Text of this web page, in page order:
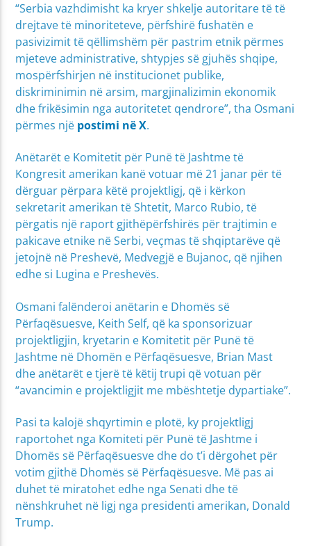
“Serbia vazhdimisht ka kryer shkelje autoritare të të
drejtave të minoriteteve, përfshirë fushatën e
pasivizimit të qëllimshëm për pastrim etnik përmes
mjeteve administrative, shtypjes së gjuhës shqipe,
mospërfshirjen në institucionet publike,
diskriminimin në arsim, margjinalizimin ekonomik
dhe frikësimin nga autoritetet qendrore”, tha Osmani
përmes një postimi në X.
Anëtarët e Komitetit për Punë të Jashtme të
Kongresit amerikan kanë votuar më 21 janar për të
dërguar përpara këtë projektligj, që i kërkon
sekretarit amerikan të Shtetit, Marco Rubio, të
përgatis një raport gjithëpërfshirës për trajtimin e
pakicave etnike në Serbi, veçmas të shqiptarëve që
jetojnë në Preshevë, Medvegjë e Bujanoc, që njihen
edhe si Lugina e Preshevës.
Osmani falënderoi anëtarin e Dhomës së
Përfaqësuesve, Keith Self, që ka sponsorizuar
projektligjin, kryetarin e Komitetit për Punë të
Jashtme në Dhomën e Përfaqësuesve, Brian Mast
dhe anëtarët e tjerë të këtij trupi që votuan për
“avancimin e projektligjit me mbështetje dypartiake”.
Pasi ta kalojë shqyrtimin e plotë, ky projektligj
raportohet nga Komiteti për Punë të Jashtme i
Dhomës së Përfaqësuesve dhe do t’i dërgohet për
votim gjithë Dhomës së Përfaqësuesve. Më pas ai
duhet të miratohet edhe nga Senati dhe të
nënshkruhet në ligj nga presidenti amerikan, Donald
Trump.